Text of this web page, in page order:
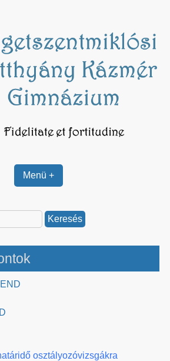
Menü +
osztályozóvizsgákra